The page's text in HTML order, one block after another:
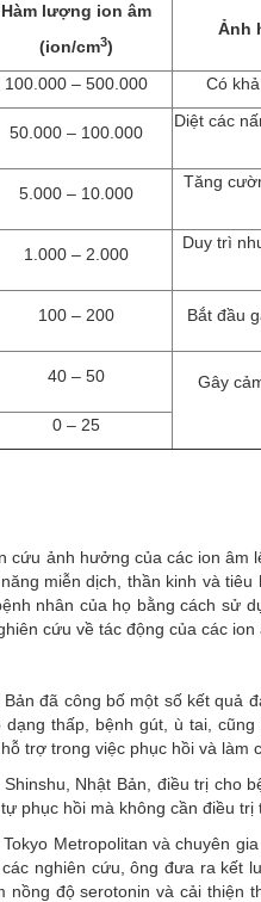
Hàm lượng ion âm
(ion/cm3)
Ảnh
100.000 – 500.000 Có
50.000 – 100.000
Diệt các
5.000 – 10.000
Tăng
1.000 – 2.000
Duy trì
100 – 200 Bắt đầu
40 – 50
Gây
0 – 25
cứu ảnh hưởng của các ion
miễn dịch, thần kinh và
nhân của họ bằng cách sử
cứu về tác động của các ion
đã công bố một số kết quả
thấp, bệnh gút, ù tai,
trợ trong việc phục hồi và làm
Nhật Bản, điều trị cho
phục hồi mà không cần điều trị
Metropolitan và chuyên
nghiên cứu, ông đưa ra kết
độ serotonin và cải thiện